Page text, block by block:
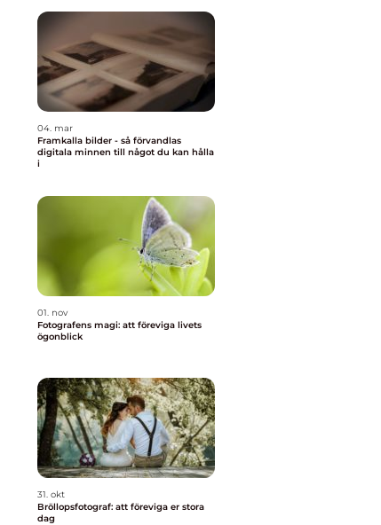
04. mar
Framkalla bilder - så förvandlas
digitala minnen till något du kan hålla
i
01. nov
Fotografens magi: att föreviga livets
ögonblick
31. okt
Bröllopsfotograf: att föreviga er stora
dag